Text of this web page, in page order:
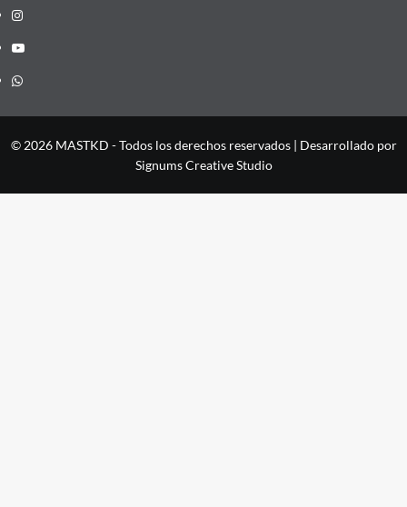
Instagram
YouTube
Whatsapp